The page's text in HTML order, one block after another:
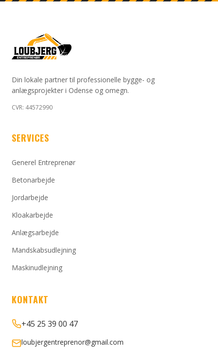
Din lokale partner til professionelle bygge- og
anlægsprojekter i Odense og omegn.
CVR: 44572990
SERVICES
Generel Entreprenør
Betonarbejde
Jordarbejde
Kloakarbejde
Anlægsarbejde
Mandskabsudlejning
Maskinudlejning
KONTAKT
+45 25 39 00 47
loubjergentreprenor@gmail.com